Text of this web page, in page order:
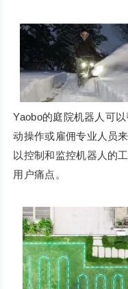
Yaobo的庭院机器人可
动操作或雇佣专业人员
以控制和监控机器人的
用户痛点。